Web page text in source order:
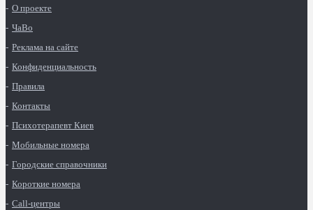
О проекте
ЧаВо
Реклама на сайте
Конфиденциальность
Правила
Контакты
Психотерапевт Киев
Мобильные номера
Городские справочники
Короткие номера
Call-центры